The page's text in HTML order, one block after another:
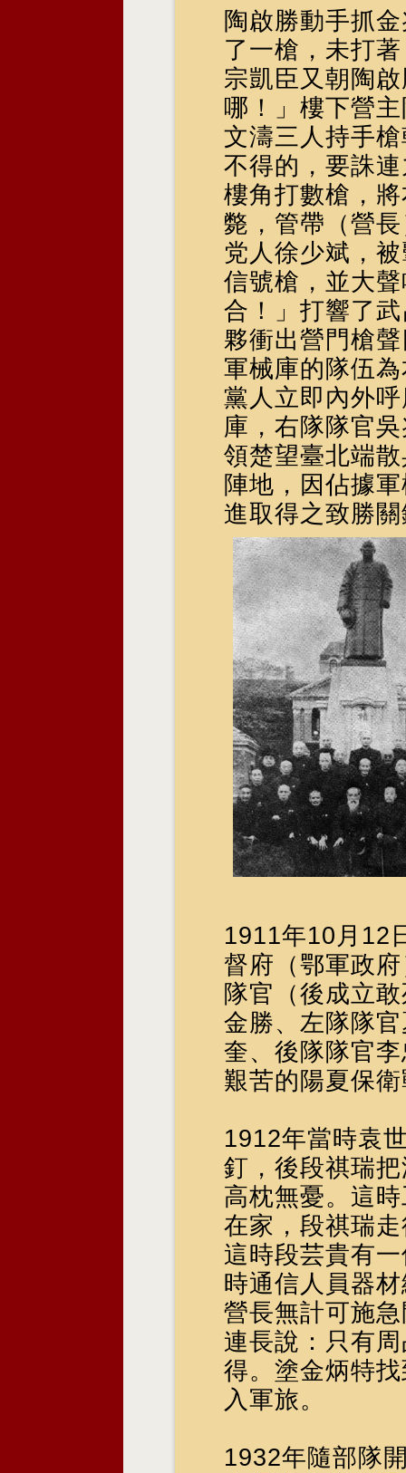
陶啟勝動手抓
了一槍，未打
宗凱臣又朝陶
哪！」樓下營
文濤三人持手
不得的，要誅
樓角打數槍，
斃，管帶（營
党人徐少斌，
信號槍，並大
合！」打響了
夥衝出營門槍
軍械庫的隊伍
黨人立即內外
庫，右隊隊官
領楚望臺北端
陣地，因佔據
進取得之致勝
1911年10月12
督府（鄂軍政
隊官（後成立
金勝、左隊隊
奎、後隊隊官
艱苦的陽夏保
1912年當時袁
釘，後段祺瑞
高枕無憂。這
在家，段祺瑞
這時段芸貴有
時通信人員器
營長無計可施
連長說：只有
得。塗金炳特
入軍旅。
1932年隨部隊